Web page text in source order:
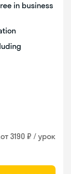
in business
от 3190 ₽ / урок